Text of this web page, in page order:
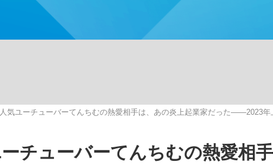
価総額が一時トヨタ超え...
人気ユーチューバーてんちむの熱愛相手は、あの炎上起業家だった――2023
チューバーてんちむの熱愛相手